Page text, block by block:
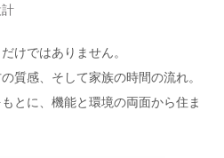
けではありません。
質感、そして家族の時間の流れ。
とに、機能と環境の両面から住ま